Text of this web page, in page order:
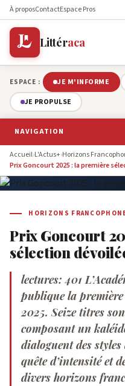
À proposContactEspace Pros
Littéraca
ESPACE : JE M'INFORME
JE PROPULSE
NAVIGATION
Accueil›L'Actus+›Horizons
Prix Goncourt 2025 : la première
HORIZONS
Prix Goncourt
sélection
lectures: 401
publique la
2025. Seize titres
composant un
dialoguent des
quête d’intensité et
divers horizons